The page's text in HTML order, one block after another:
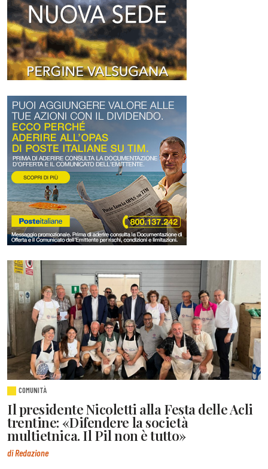
COMUNITÀ
Il presidente Nicoletti alla Festa delle Acli
trentine: «Difendere la società
multietnica. Il Pil non è tutto»
di Redazione